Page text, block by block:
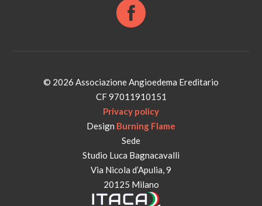
© 2026 Associazione Angioedema Ereditario
CF 97011910151
Privacy policy
Design Burning Flame
Sede
Studio Luca Bagnacavalli
Via Nicola d’Apulia, 9
20125 Milano